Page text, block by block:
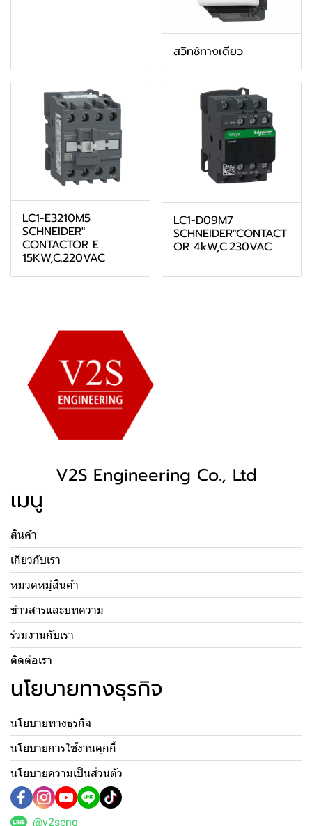
สวิทช์ทางเดียว
LC1-E3210M5
SCHNEIDER"
CONTACTOR E
15KW,C.220VAC
LC1-D09M7
SCHNEIDER"CONTACT
OR 4kW,C.230VAC
V2S Engineering Co., Ltd
เมนู
สินค้า
เกี่ยวกับเรา
หมวดหมู่สินค้า
ข่าวสารและบทความ
ร่วมงานกับเรา
ติดต่อเรา
นโยบายทางธุรกิจ
นโยบายทางธุรกิจ
นโยบายการใช้งานคุกกี้
นโยบายความเป็นส่วนตัว
@v2seng